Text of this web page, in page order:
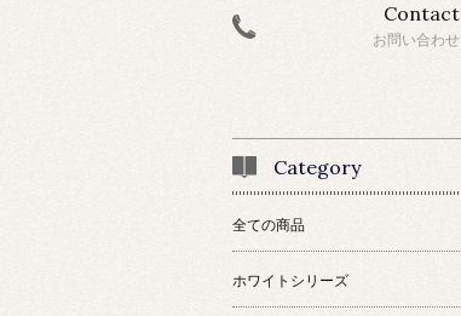
Contact
お問い合わせ
Category
全ての商品
ホワイトシリーズ